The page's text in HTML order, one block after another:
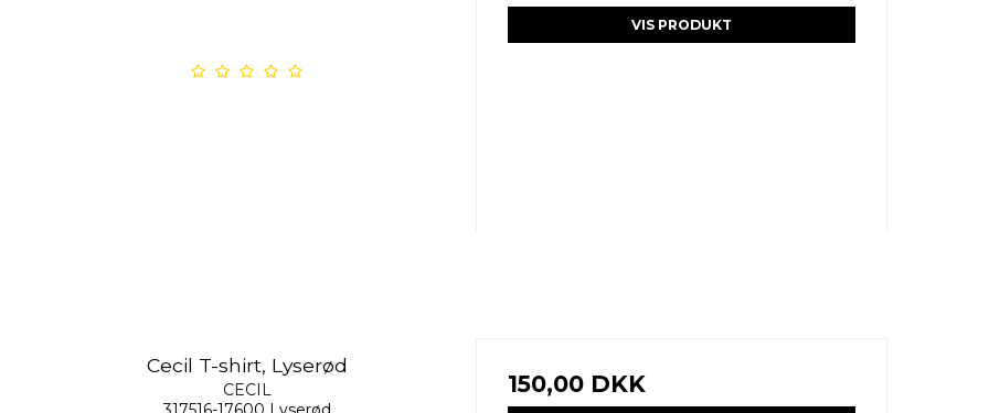
VIS PRODUKT
Cecil T-shirt, Lyserød
CECIL
150,00 DKK